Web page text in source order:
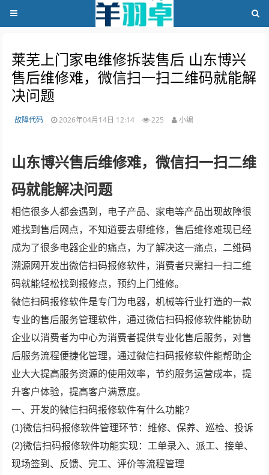
莱芜上门家电维修拆装售后 山东博兴
售后维修难，微信扫一扫二维码就能解
决问题
故障代码 2026年04月14日 12:14 225 小编
山东博兴售后维修难，微信扫一扫二维
码就能解决问题
相信很多人都会遇到，电子产品、家电等产品出现故障很
难找到售后网点，不知道要去哪维修，售后维修难现已经
成为了很多电器企业的痛点，为了解决这一痛点，二维码
溯源网开发出微信扫码报修软件，消费者只需扫一扫二维
码就能轻松找到报修点，预约上门维修。
微信扫码报修软件是专门为电器，机械等行业打造的一款
专业的售后服务管理软件，通过微信扫码报修软件能协助
企业以消费者为中心为消费者提供专业化售后服务，对售
后服务流程便捷化管理，通过微信扫码报修软件能帮助企
业大大提高服务资源的使用效率，节约服务运营成本，提
升客户体验，提高客户满意度。
一、开发的微信扫码报修软件有什么功能?
(1)微信扫码报修软件管理环节：维修、保养、巡检、投诉
(2)微信扫码报修软件功能实现：工单录入、派工、接单、
现场签到、反馈、完工、评价等流程管理